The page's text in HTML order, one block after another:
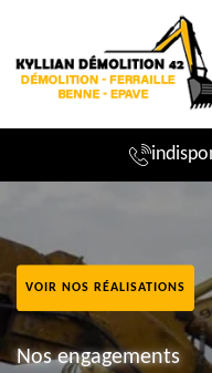
VOIR NOS RÉALISATIONS
Nos engagements